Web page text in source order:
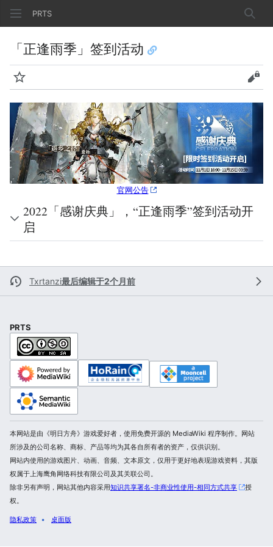
PRTS 搜索
「正逢雨季」签到活动
监视 查看
官网公告
2022「感谢庆典」，“正逢雨季”签到活动开
启
Txrtanzi最后编辑于2个月前
PRTS
本网站是由《明日方舟》游戏爱好者，使用免费开源的 MediaWiki 程序制作。网站
所涉及的公司名称、商标、产品等均为其各自所有者的资产，仅供识别。
网站内使用的游戏图片、动画、音频、文本原文，仅用于更好地表现游戏资料，其版
权属于上海鹰角网络科技有限公司及其关联公司。
除非另有声明，网站其他内容采用知识共享署名-非商业性使用-相同方式共享
授
权。
隐私政策 桌面版